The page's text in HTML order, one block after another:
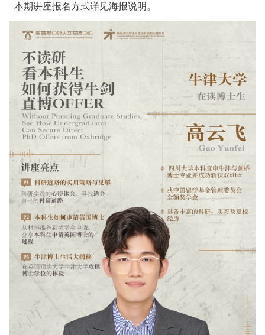
本期讲座报名方式详见海报说明。